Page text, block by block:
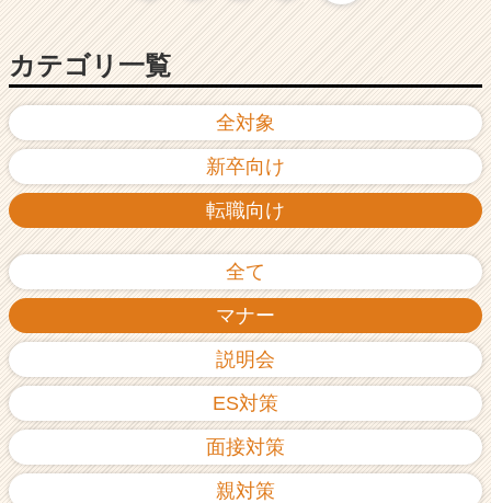
全対象
新卒向け
転職向け
全て
マナー
説明会
ES対策
面接対策
親対策
カテゴリ一覧